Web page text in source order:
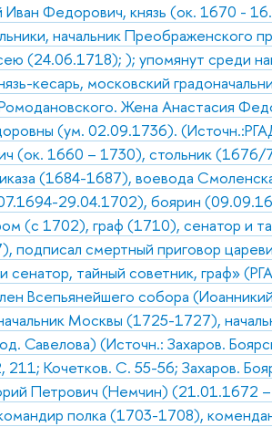
Иван Федорович, князь (ок. 1670 -
начальник Преображенского
(24.06.1718); ); упомянут среди
кесарь, московский
Жена Анастасия
(ум. 02.09.1736).
(ок. 1660 – 1730), стольник
(1684-1687), воевода
29.04.1702), боярин
(с 1702), граф (1710), сенатор и
подписал смертный приговор
сенатор, тайный советник, граф»
Всепьянейшего собора
Москвы (1725-1727),
Савелова) (Источн.: Захаров.
211; Кочетков. С. 55-56; Захаров.
Петрович (Немчин) (21.01.1672
полка (1703-1708),